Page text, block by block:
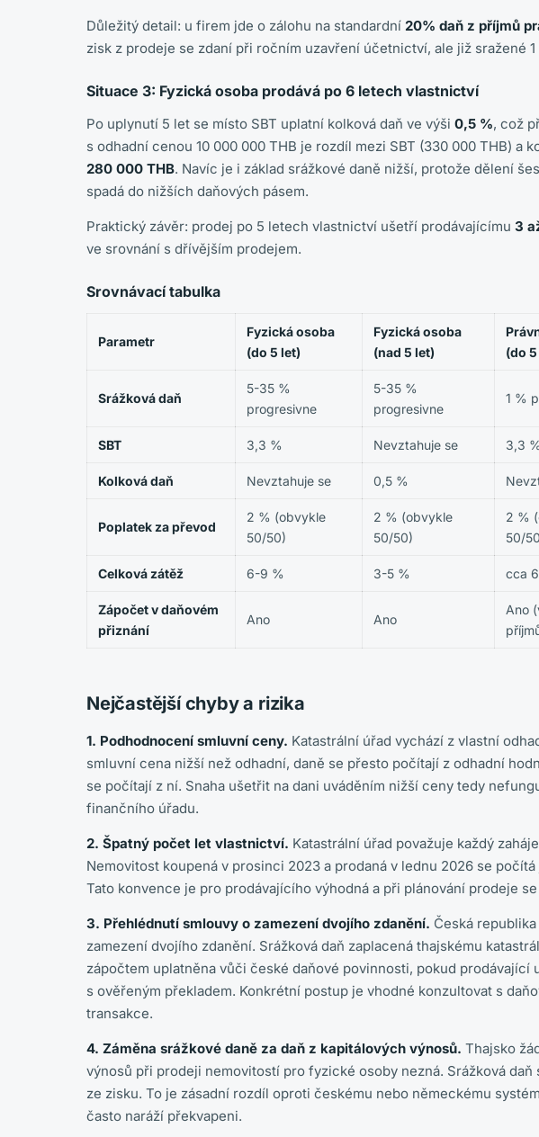
Důležitý detail: u firem jde o zálohu na standardní 20% daň z příjmů
zisk z prodeje se zdaní při ročním uzavření účetnictví, ale již sražené
Situace 3: Fyzická osoba prodává po 6 letech vlastnictví
Po uplynutí 5 let se místo SBT uplatní kolková daň ve výši 0,5 %, což
s odhadní cenou 10 000 000 THB je rozdíl mezi SBT (330 000 THB) a
280 000 THB. Navíc je i základ srážkové daně nižší, protože dělení
spadá do nižších daňových pásem.
Praktický závěr: prodej po 5 letech vlastnictví ušetří prodávajícímu 3
ve srovnání s dřívějším prodejem.
Srovnávací tabulka
Parametr
Fyzická osoba
(do 5 let)
Fyzická osoba
(nad 5 let)
(do
Srážková daň
5-35 %
progresivne
5-35 %
progresivne
1 %
SBT 3,3 % Nevztahuje se 3,3
Kolková daň Nevztahuje se 0,5 %
Poplatek za převod
2 % (obvykle
50/50)
2 % (obvykle
50/50)
2 %
50/
Celková zátěž 6-9 % 3-5 % cca
Zápočet v daňovém
přiznání
Ano Ano
Ano
Nejčastější chyby a rizika
1. Podhodnocení smluvní ceny. Katastrální úřad vychází z vlastní
smluvní cena nižší než odhadní, daně se přesto počítají z odhadní
se počítají z ní. Snaha ušetřit na dani uváděním nižší ceny tedy
finančního úřadu.
2. Špatný počet let vlastnictví. Katastrální úřad považuje každý
Nemovitost koupená v prosinci 2023 a prodaná v lednu 2026 se
Tato konvence je pro prodávajícího výhodná a při plánování prodeje
3. Přehlédnutí smlouvy o zamezení dvojího zdanění. Česká
zamezení dvojího zdanění. Srážková daň zaplacená thajskému
zápočtem uplatněna vůči české daňové povinnosti, pokud prodávající
s ověřeným překladem. Konkrétní postup je vhodné konzultovat s
transakce.
4. Záměna srážkové daně za daň z kapitálových výnosů. Thajsko
výnosů při prodeji nemovitostí pro fyzické osoby nezná. Srážková
ze zisku. To je zásadní rozdíl oproti českému nebo německému
často naráží překvapeni.